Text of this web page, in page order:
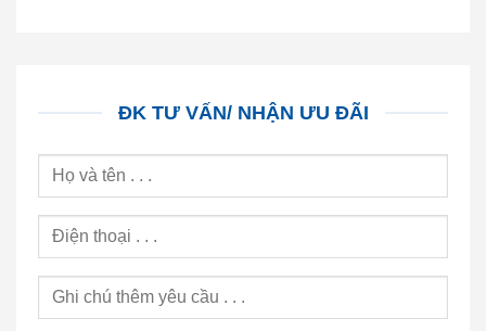
ĐK TƯ VẤN/ NHẬN ƯU ĐÃI